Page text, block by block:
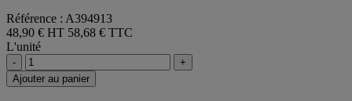
Référence : A394913
48,90 € HT 58,68 € TTC
L'unité
-
+
Ajouter au panier